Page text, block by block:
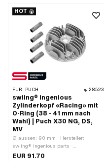
HOT
FÜR: PUCH 28523
swiing® ingenious
Zylinderkopf «Racing» mit
O-Ring (38 - 41 mm nach
Wahl) | Puch X30 NG, DS,
MV
Ø aussen: 90 mm · Hersteller:
swiing® ingenious parts ·
Anwendungsbereich: Racing · Ø
EUR 91.70